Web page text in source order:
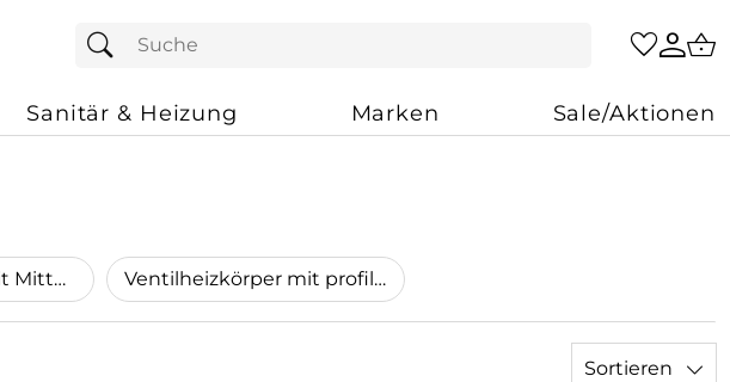
Sanitär & Heizung Marken Sale/Aktionen
Ventilheizkörper mit Mittelanschluss mit profilierter Front Ventilheizkörper mit profilierter Front
Sortieren